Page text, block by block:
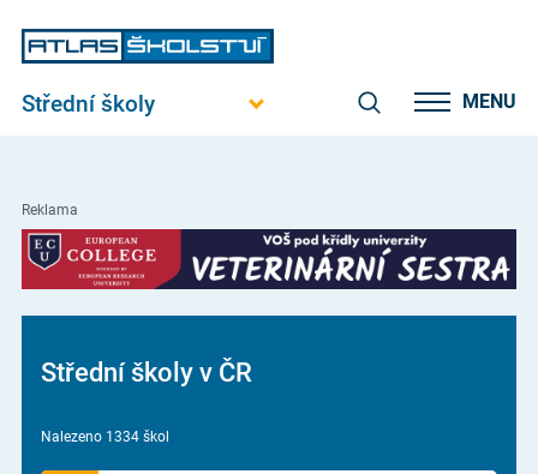
Střední školy MENU
Reklama
Střední školy v ČR
Nalezeno 1334 škol